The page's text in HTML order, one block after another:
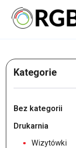
content
Kategorie
Bez kategorii
Drukarnia
Wizytówki